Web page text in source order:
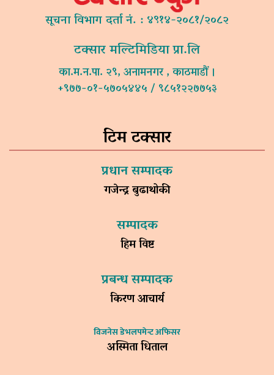
सूचना विभाग दर्ता नं. : ४९१४-२०८१/२०८२
टक्सार मल्टिमिडिया प्रा.लि
का.म.न.पा. २९, अनामनगर , काठमाडौं ।
+९७७-०१-५७०५४४५ / ९८५१२२७७५३
टिम टक्सार
प्रधान सम्पादक
गजेन्द्र बुढाथोकी
सम्पादक
हिम विष्ट
प्रबन्ध सम्पादक
किरण आचार्य
विजनेस डेभलपमेन्ट अफिसर
अस्मिता धिताल